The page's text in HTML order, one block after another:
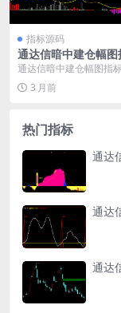
指标源码
通达信暗中建仓幅
通达信暗中建仓幅图指
1:=34; N2:=9; N3:=3; 阶
3 月前
热门指标
通达
通达
通达